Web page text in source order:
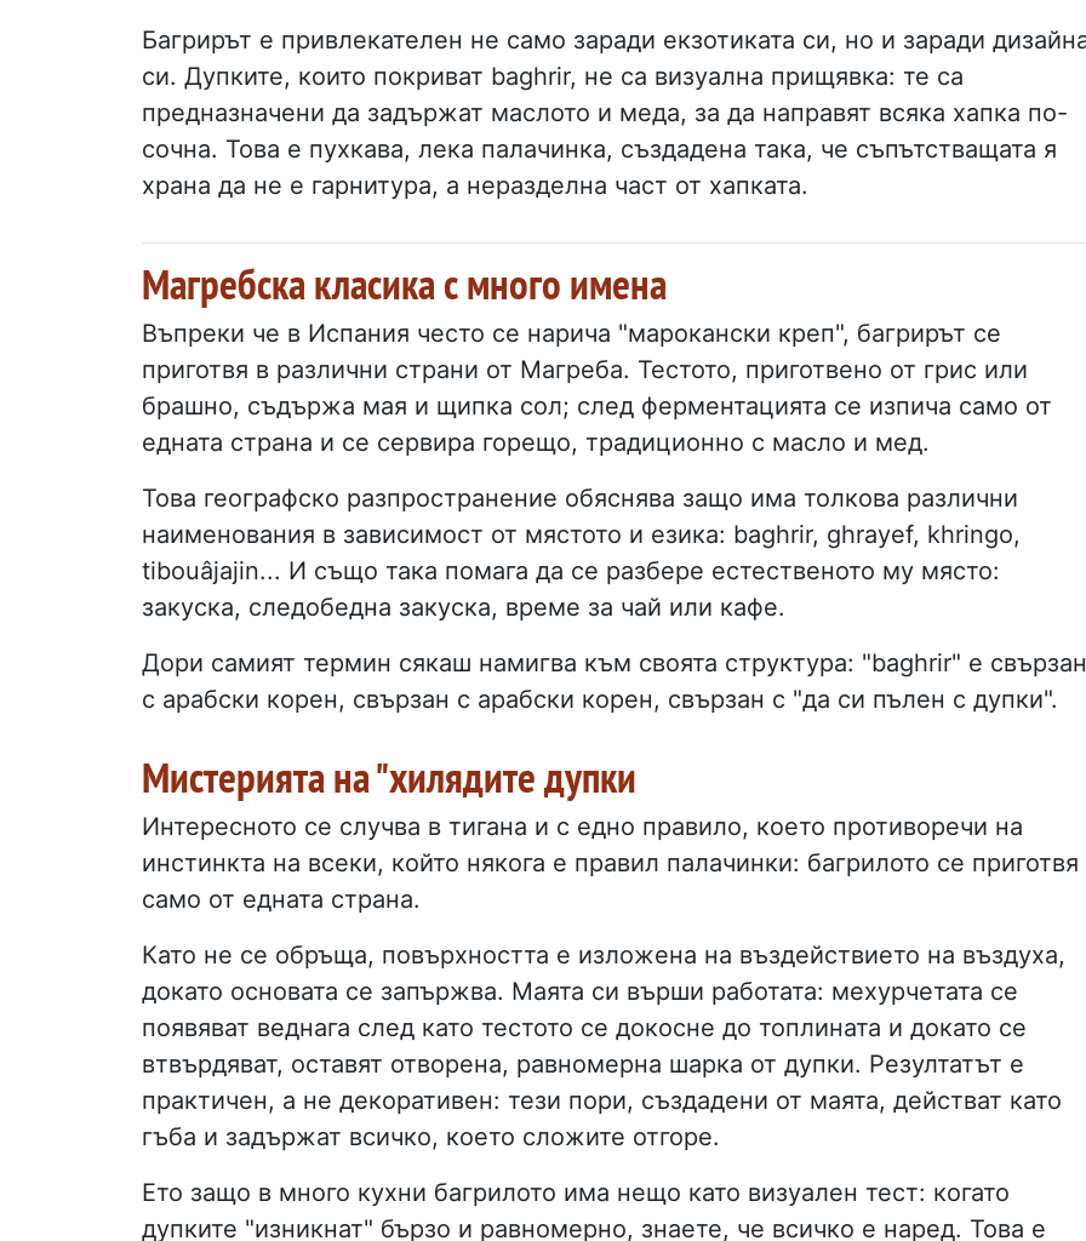
Багрирът е привлекателен не само заради екзотиката си, но и заради
си. Дупките, които покриват baghrir, не са визуална прищявка: те са
предназначени да задържат маслото и меда, за да направят всяка хапка по-
сочна. Това е пухкава, лека палачинка, създадена така, че съпътстващата я
храна да не е гарнитура, а неразделна част от хапката.
Магребска класика с много имена
Въпреки че в Испания често се нарича "марокански креп", багрирът се
приготвя в различни страни от Магреба. Тестото, приготвено от грис или
брашно, съдържа мая и щипка сол; след ферментацията се изпича само от
едната страна и се сервира горещо, традиционно с масло и мед.
Това географско разпространение обяснява защо има толкова различни
наименования в зависимост от мястото и езика: baghrir, ghrayef, khringo,
tibouâjajin... И също така помага да се разбере естественото му място:
закуска, следобедна закуска, време за чай или кафе.
Дори самият термин сякаш намигва към своята структура: "baghrir" е
с арабски корен, свързан с арабски корен, свързан с "да си пълен с дупки".
Мистерията на "хилядите дупки
Интересното се случва в тигана и с едно правило, което противоречи на
инстинкта на всеки, който някога е правил палачинки: багрилото се приготвя
само от едната страна.
Като не се обръща, повърхността е изложена на въздействието на въздуха,
докато основата се запържва. Маята си върши работата: мехурчетата се
появяват веднага след като тестото се докосне до топлината и докато се
втвърдяват, оставят отворена, равномерна шарка от дупки. Резултатът е
практичен, а не декоративен: тези пори, създадени от маята, действат като
гъба и задържат всичко, което сложите отгоре.
Ето защо в много кухни багрилото има нещо като визуален тест: когато
дупките "изникнат" бързо и равномерно, знаете, че всичко е наред. Това е